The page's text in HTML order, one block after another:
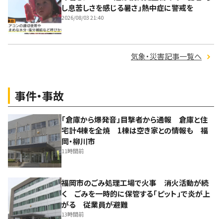
し息苦しさを感じる暑さ」熱中症に警戒を
2026/08/03 21:40
気象・災害記事一覧へ
事件・事故
「倉庫から爆発音」目撃者から通報 倉庫と住
宅計4棟を全焼 1棟は空き家との情報も 福
岡・柳川市
11時間前
福岡市のごみ処理工場で火事 消火活動が続
く ごみを一時的に保管する「ピット」で炎が上
がる 従業員が避難
13時間前